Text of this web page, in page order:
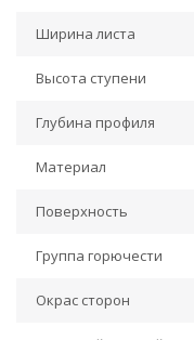
Ширина листа
Высота ступени
Глубина профиля
Материал
Поверхность
Группа горючести
Окрас сторон